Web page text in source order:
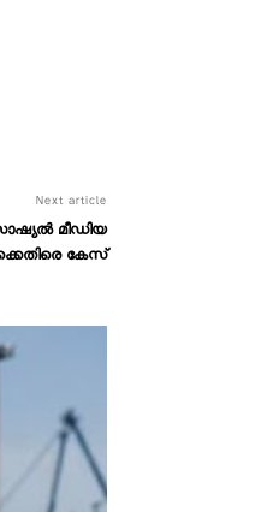
Next article
സോഷ്യൽ മീഡിയ
കേസ്